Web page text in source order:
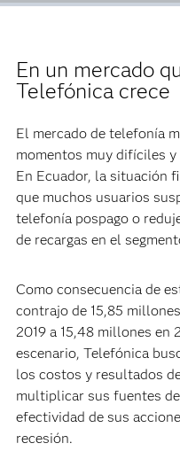
En un mercado
Telefónica crece
El mercado de telefonía
momentos muy difíciles
En Ecuador, la situación
que muchos usuarios
telefonía pospago o
de recargas en el
Como consecuencia de
contrajo de 15,85
2019 a 15,48 millones en
escenario, Telefónica
los costos y resultados
multiplicar sus fuentes
efectividad de sus
recesión.